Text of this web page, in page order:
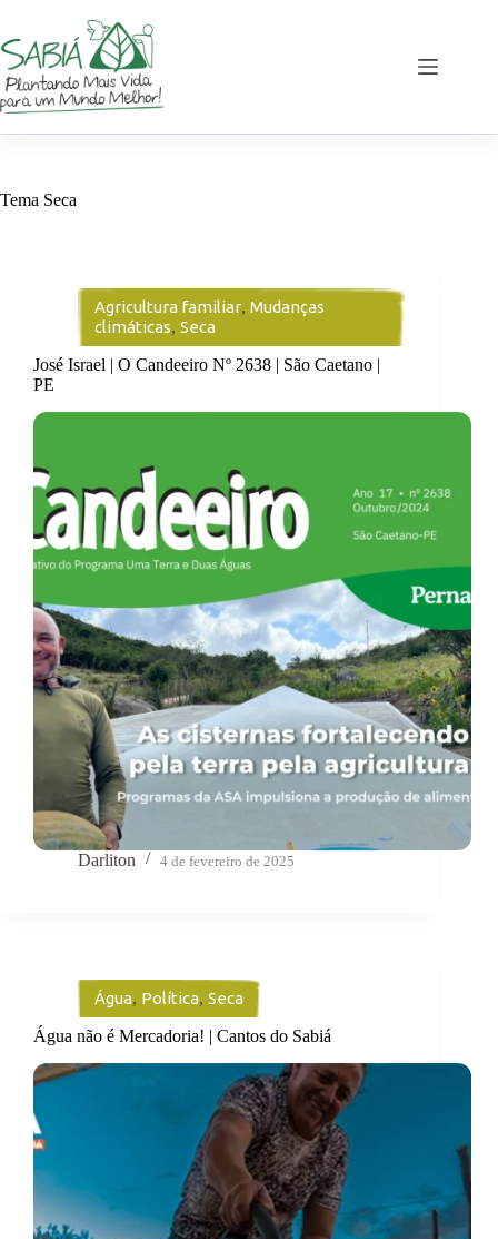
o
conteúdo
Tema Seca
Agricultura familiar, Mudanças
climáticas, Seca
José Israel | O Candeeiro Nº 2638 | São Caetano |
PE
Darliton 4 de fevereiro de 2025
Água, Política, Seca
Água não é Mercadoria! | Cantos do Sabiá